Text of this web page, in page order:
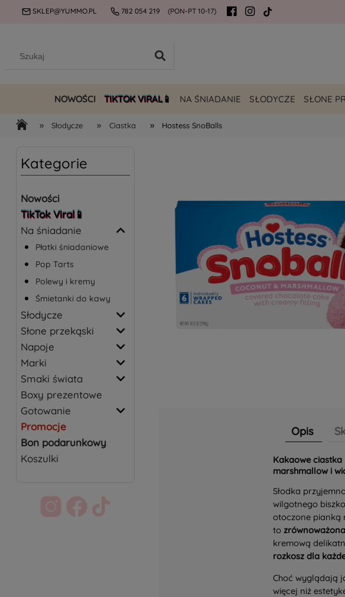
SKLEP@YUMMO.PL 782 054 219 (PON-PT 10-17)
NOWOŚCI TIKTOK VIRAL📱 NA ŚNIADANIE SŁODYCZE SŁONE
» Słodycze » Ciastka » Hostess SnoBalls
Kategorie
Nowości
TikTok Viral📱
Na śniadanie
Płatki śniadaniowe
Pop Tarts
Polewy i kremy
Śmietanki do kawy
Słodycze
Słone przekąski
Napoje
Marki
Smaki świata
Boxy prezentowe
Gotowanie
Promocje
Bon podarunkowy
Koszulki
Opis
Kakaowe
marshmallow i
Słodka
wilgotnego
otoczone pianką
to
kremową
rozkosz dla
Choć wyglądają
więcej niż